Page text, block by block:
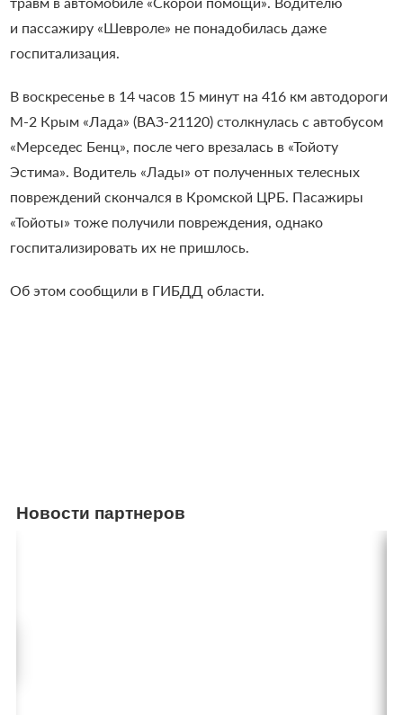
и пассажиру «Шевроле» не понадобилась даже
госпитализация.
В воскресенье в 14 часов 15 минут на 416 км автодороги
М-2 Крым «Лада» (ВАЗ-21120) столкнулась с автобусом
«Мерседес Бенц», после чего врезалась в «Тойоту
Эстима». Водитель «Лады» от полученных телесных
повреждений скончался в Кромской ЦРБ. Пасажиры
«Тойоты» тоже получили повреждения, однако
госпитализировать их не пришлось.
Об этом сообщили в ГИБДД области.
Новости партнеров